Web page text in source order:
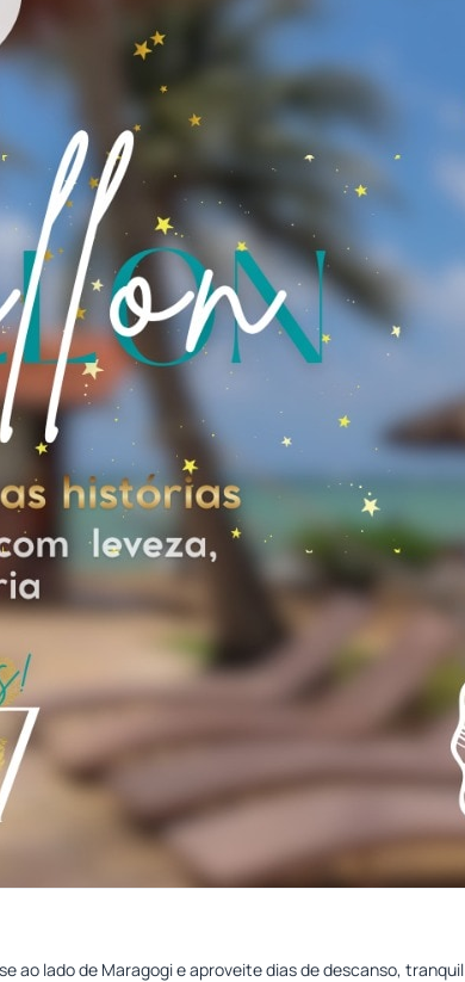
ao lado de Maragogi e aproveite dias de descanso,